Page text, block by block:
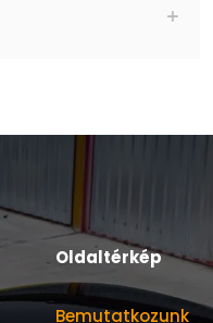
Oldaltérkép
Bemutatkozunk